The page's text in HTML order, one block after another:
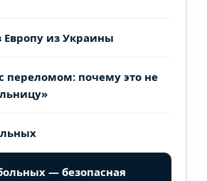
Европу из Украины
переломом: почему это не
— безопасная